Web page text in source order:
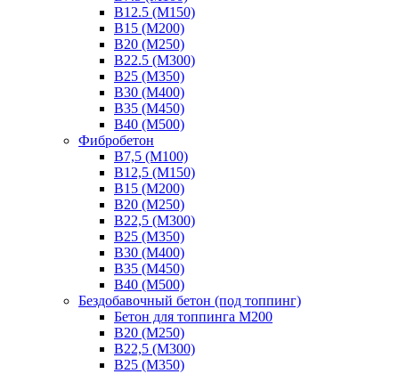
В12.5 (М150)
В15 (М200)
В20 (М250)
В22.5 (М300)
В25 (М350)
В30 (М400)
В35 (М450)
В40 (М500)
Фибробетон
В7,5 (М100)
В12,5 (М150)
В15 (М200)
В20 (М250)
В22,5 (М300)
В25 (М350)
В30 (М400)
В35 (М450)
В40 (М500)
Бездобавочный бетон (под топпинг)
Бетон для топпинга М200
В20 (М250)
В22,5 (М300)
В25 (М350)